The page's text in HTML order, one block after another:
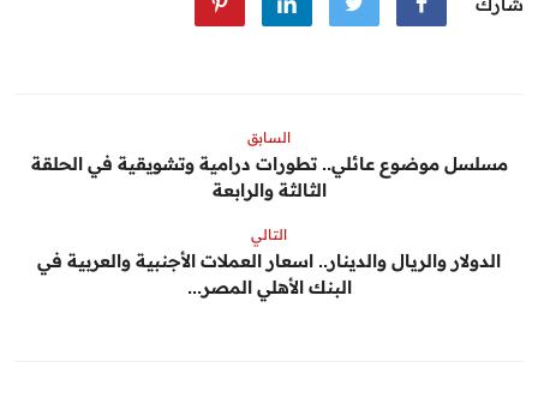
السابق
مسلسل موضوع عائلي.. تطورات درامية وتشويقية في الحلقة
الثالثة والرابعة
التالي
الدولار والريال والدينار.. اسعار العملات الأجنبية والعربية في
البنك الأهلي المصر...